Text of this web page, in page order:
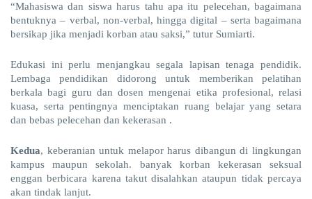
“Mahasiswa dan siswa harus tahu apa itu pelecehan, bagaimana
bentuknya – verbal, non-verbal, hingga digital – serta bagaimana
bersikap jika menjadi korban atau saksi,” tutur Sumiarti.
Edukasi ini perlu menjangkau segala lapisan tenaga pendidik.
Lembaga pendidikan didorong untuk memberikan pelatihan
berkala bagi guru dan dosen mengenai etika profesional, relasi
kuasa, serta pentingnya menciptakan ruang belajar yang setara
dan bebas pelecehan dan kekerasan .
Kedua, keberanian untuk melapor harus dibangun di lingkungan
kampus maupun sekolah. banyak korban kekerasan seksual
enggan berbicara karena takut disalahkan ataupun tidak percaya
akan tindak lanjut.